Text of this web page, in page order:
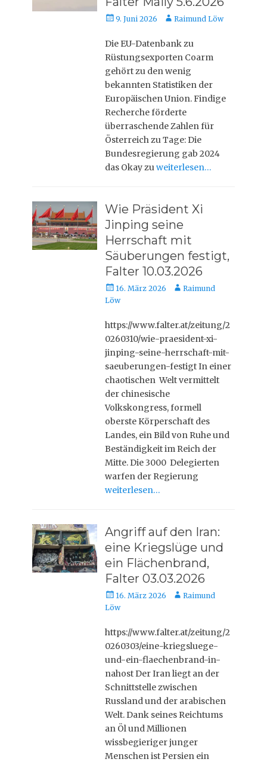
Veröffentlicht
9. Juni 2026 AutorRaimund Löw
Die EU-Datenbank zu
Rüstungsexporten Coarm
gehört zu den wenig
bekannten Statistiken der
Europäischen Union. Findige
Recherche förderte
überraschende Zahlen für
Österreich zu Tage: Die
Bundesregierung gab 2024
das Okay zuweiterlesen…
Wie Präsident Xi
Jinping seine
Herrschaft mit
Säuberungen festigt,
Falter 10.03.2026
Veröffentlicht
am
16. März 2026 AutorRaimund
Löw
https://www.falter.at/zeitung/2
0260310/wie-praesident-xi-
jinping-seine-herrschaft-mit-
saeuberungen-festigt In einer
chaotischen Welt vermittelt
der chinesische
Volkskongress, formell
oberste Körperschaft des
Landes, ein Bild von Ruhe und
Beständigkeit im Reich der
Mitte. Die 3000 Delegierten
warfen der Regierung
weiterlesen…
Angriff auf den Iran:
eine Kriegslüge und
ein Flächenbrand,
Falter 03.03.2026
Veröffentlicht
am
16. März 2026 AutorRaimund
Löw
https://www.falter.at/zeitung/2
0260303/eine-kriegsluege-
und-ein-flaechenbrand-in-
nahost Der Iran liegt an der
Schnittstelle zwischen
Russland und der arabischen
Welt. Dank seines Reichtums
an Öl und Millionen
wissbegieriger junger
Menschen ist Persien ein